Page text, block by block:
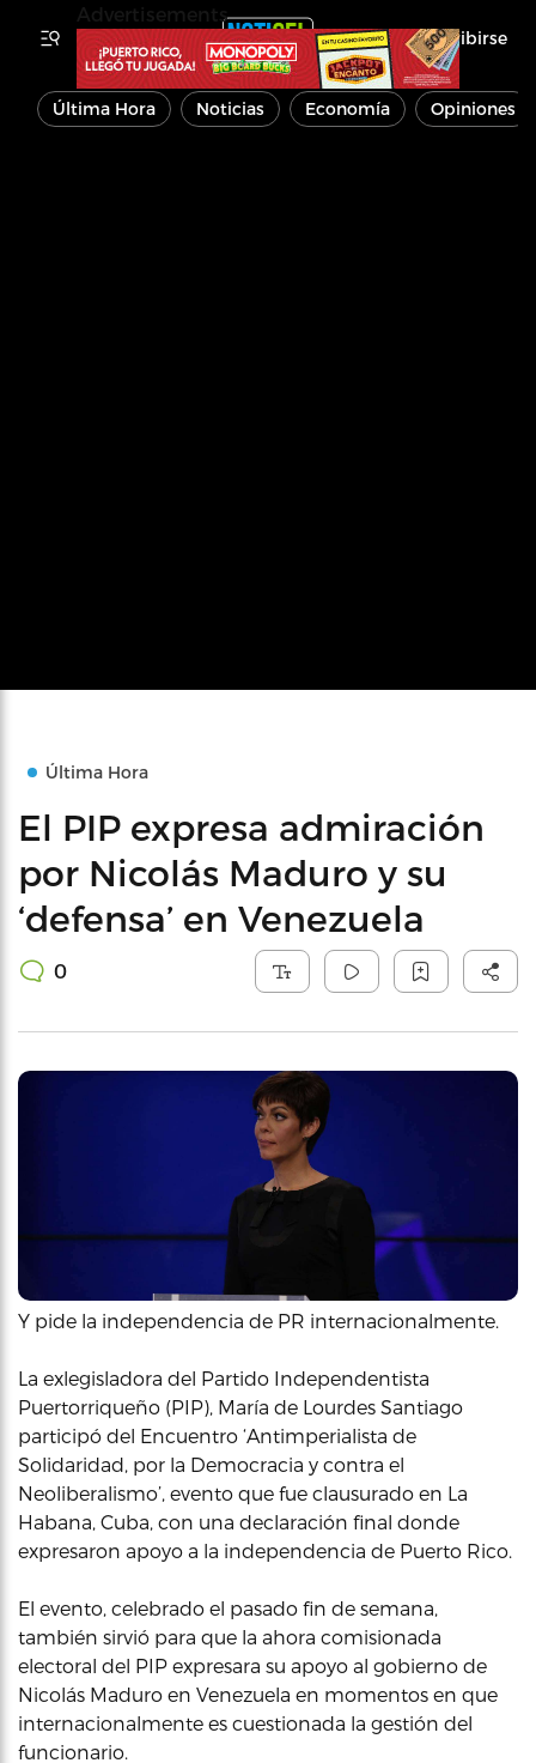
Inscribirse
Última Hora Noticias Economía Opiniones
Última Hora
El PIP expresa admiración
por Nicolás Maduro y su
‘defensa’ en Venezuela
0
Y pide la independencia de PR internacionalmente.
La exlegisladora del Partido Independentista
Puertorriqueño (PIP), María de Lourdes Santiago
participó del Encuentro ‘Antimperialista de
Solidaridad, por la Democracia y contra el
Neoliberalismo’, evento que fue clausurado en La
Habana, Cuba, con una declaración final donde
expresaron apoyo a la independencia de Puerto Rico.
El evento, celebrado el pasado fin de semana,
también sirvió para que la ahora comisionada
electoral del PIP expresara su apoyo al gobierno de
Nicolás Maduro en Venezuela en momentos en que
internacionalmente es cuestionada la gestión del
funcionario.
Advertisements